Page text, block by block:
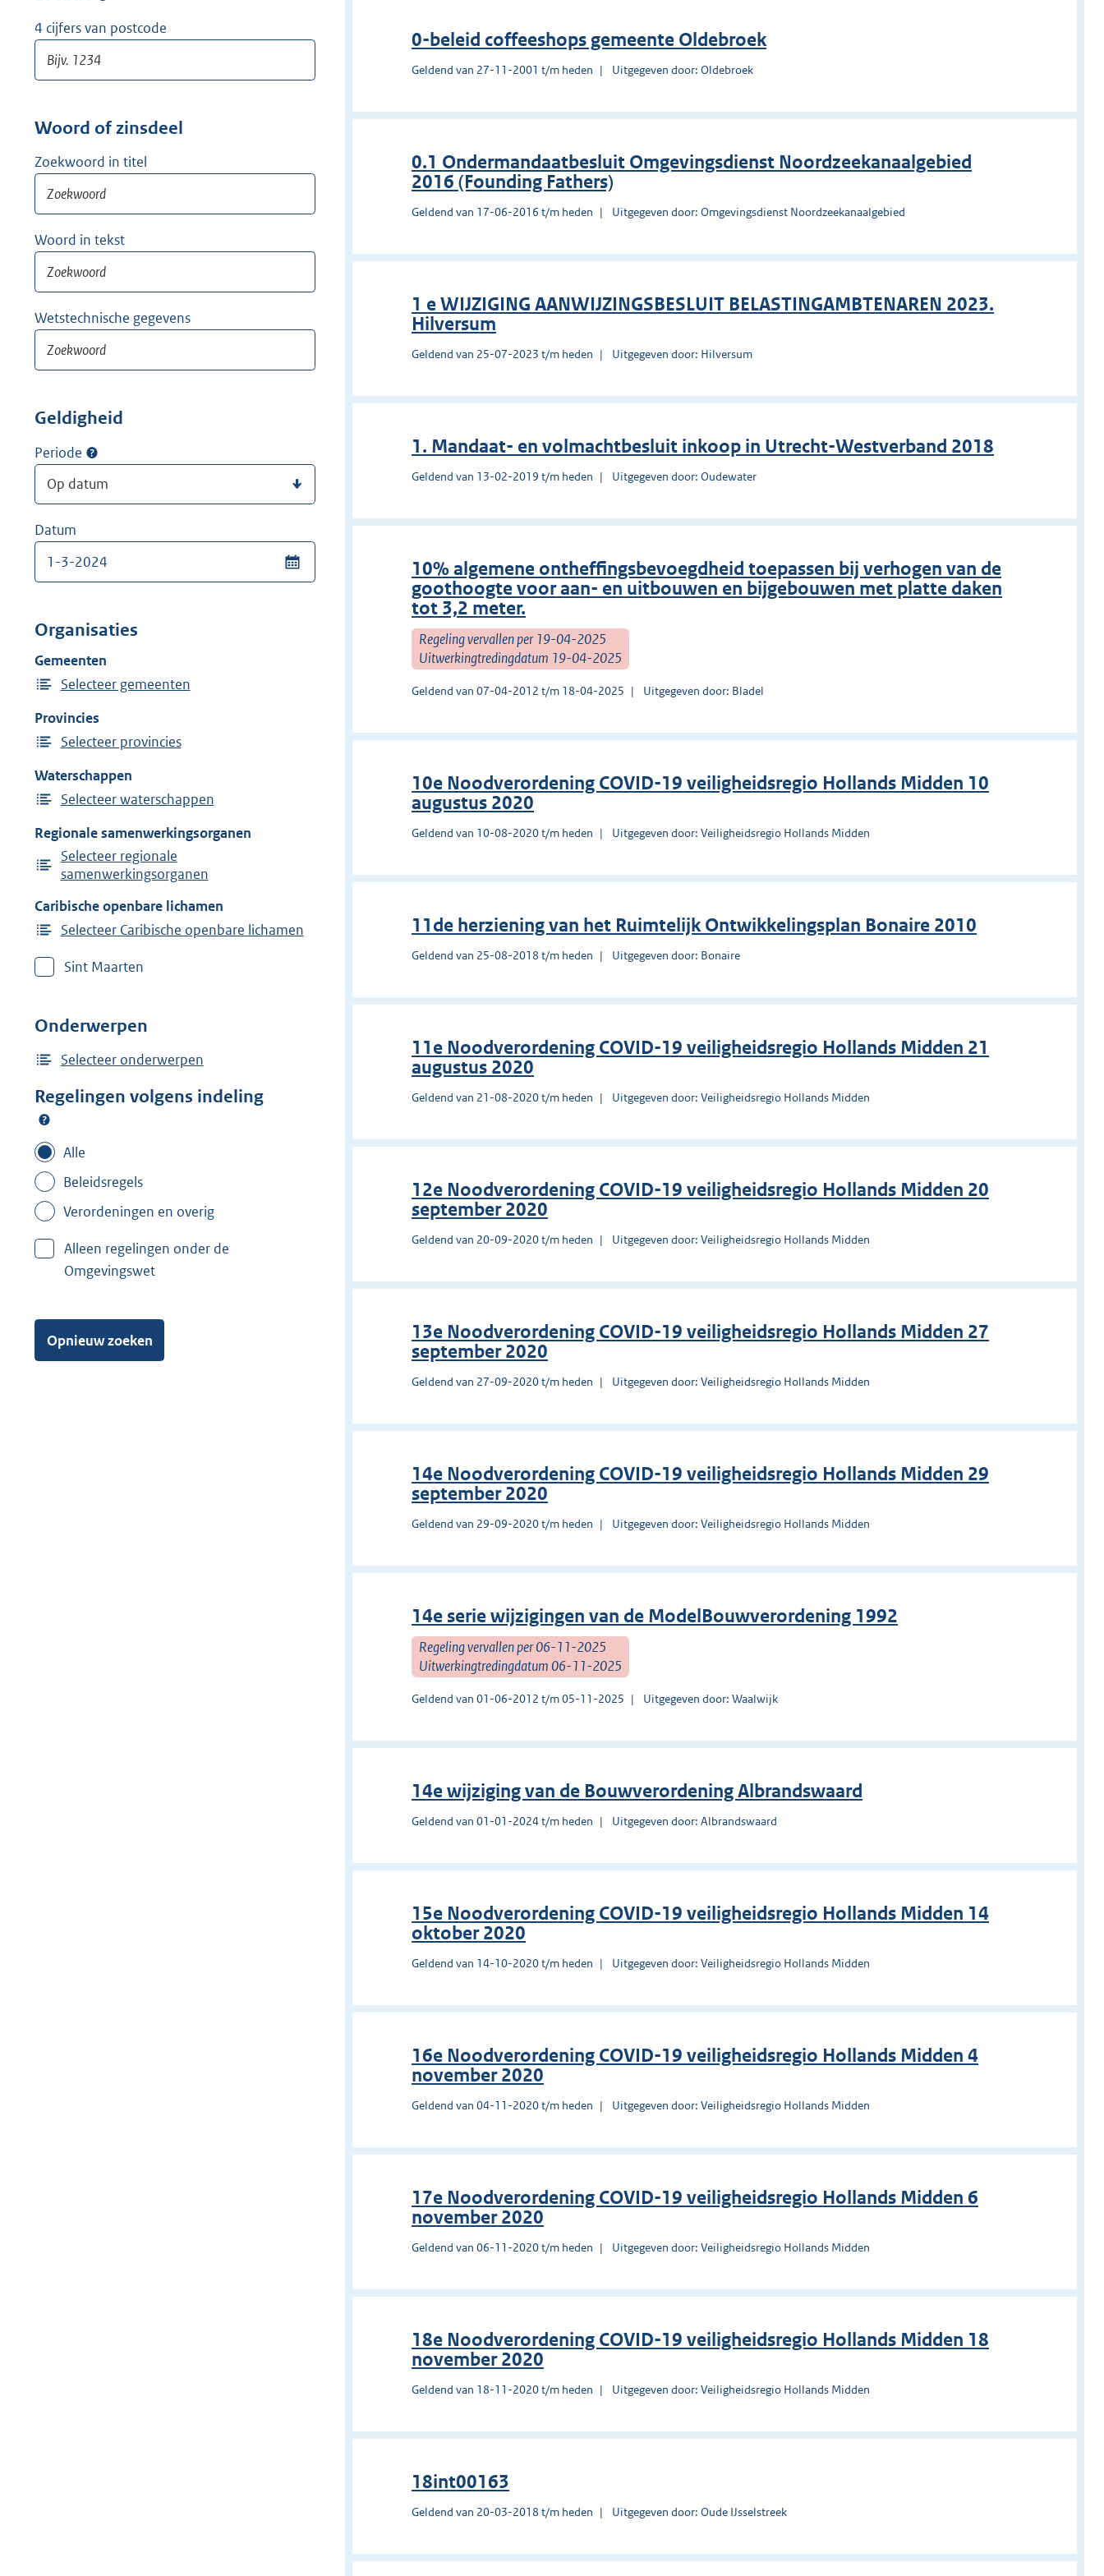
i
4 cijfers van postcode
Woord of zinsdeel
Zoekwoord in titel
Woord in tekst
Wetstechnische gegevens
Geldigheid
Periode
Datum
Organisaties
Gemeenten
Selecteer gemeenten
Provincies
Selecteer provincies
Waterschappen
Selecteer waterschappen
Regionale samenwerkingsorganen
Selecteer regionale
samenwerkingsorganen
Caribische openbare lichamen
Selecteer Caribische openbare lichamen
Sint Maarten
Onderwerpen
Selecteer onderwerpen
Regelingen volgens indeling
Alle
Beleidsregels
Verordeningen en overig
Alleen regelingen onder de
Omgevingswet
Opnieuw zoeken
0-beleid coffeeshops gemeente Oldebroek
Geldend van 27-11-2001 t/m heden Uitgegeven door: Oldebroek
0.1 Ondermandaatbesluit Omgevingsdienst Noordzeekanaalgebied
2016 (Founding Fathers)
Geldend van 17-06-2016 t/m heden Uitgegeven door: Omgevingsdienst Noordzeekanaalgebied
1 e WIJZIGING AANWIJZINGSBESLUIT BELASTINGAMBTENAREN 2023.
Hilversum
Geldend van 25-07-2023 t/m heden Uitgegeven door: Hilversum
1. Mandaat- en volmachtbesluit inkoop in Utrecht-Westverband 2018
Geldend van 13-02-2019 t/m heden Uitgegeven door: Oudewater
10% algemene ontheffingsbevoegdheid toepassen bij verhogen van de
goothoogte voor aan- en uitbouwen en bijgebouwen met platte daken
tot 3,2 meter.
Regeling vervallen per 19-04-2025
Uitwerkingtredingdatum 19-04-2025
Geldend van 07-04-2012 t/m 18-04-2025 Uitgegeven door: Bladel
10e Noodverordening COVID-19 veiligheidsregio Hollands Midden 10
augustus 2020
Geldend van 10-08-2020 t/m heden Uitgegeven door: Veiligheidsregio Hollands Midden
11de herziening van het Ruimtelijk Ontwikkelingsplan Bonaire 2010
Geldend van 25-08-2018 t/m heden Uitgegeven door: Bonaire
11e Noodverordening COVID-19 veiligheidsregio Hollands Midden 21
augustus 2020
Geldend van 21-08-2020 t/m heden Uitgegeven door: Veiligheidsregio Hollands Midden
12e Noodverordening COVID-19 veiligheidsregio Hollands Midden 20
september 2020
Geldend van 20-09-2020 t/m heden Uitgegeven door: Veiligheidsregio Hollands Midden
13e Noodverordening COVID-19 veiligheidsregio Hollands Midden 27
september 2020
Geldend van 27-09-2020 t/m heden Uitgegeven door: Veiligheidsregio Hollands Midden
14e Noodverordening COVID-19 veiligheidsregio Hollands Midden 29
september 2020
Geldend van 29-09-2020 t/m heden Uitgegeven door: Veiligheidsregio Hollands Midden
14e serie wijzigingen van de ModelBouwverordening 1992
Regeling vervallen per 06-11-2025
Uitwerkingtredingdatum 06-11-2025
Geldend van 01-06-2012 t/m 05-11-2025 Uitgegeven door: Waalwijk
14e wijziging van de Bouwverordening Albrandswaard
Geldend van 01-01-2024 t/m heden Uitgegeven door: Albrandswaard
15e Noodverordening COVID-19 veiligheidsregio Hollands Midden 14
oktober 2020
Geldend van 14-10-2020 t/m heden Uitgegeven door: Veiligheidsregio Hollands Midden
16e Noodverordening COVID-19 veiligheidsregio Hollands Midden 4
november 2020
Geldend van 04-11-2020 t/m heden Uitgegeven door: Veiligheidsregio Hollands Midden
17e Noodverordening COVID-19 veiligheidsregio Hollands Midden 6
november 2020
Geldend van 06-11-2020 t/m heden Uitgegeven door: Veiligheidsregio Hollands Midden
18e Noodverordening COVID-19 veiligheidsregio Hollands Midden 18
november 2020
Geldend van 18-11-2020 t/m heden Uitgegeven door: Veiligheidsregio Hollands Midden
18int00163
Geldend van 20-03-2018 t/m heden Uitgegeven door: Oude IJsselstreek